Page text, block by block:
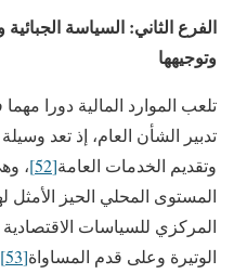
الفرع الثاني: السياسة
وتوجيهها
تلعب الموارد المالية دورا
تدبير الشأن العام، إذ تعد
وتقديم الخدمات العامة[52]
،
المستوى المحلي الحيز الأمثل
المركزي للسياسات
الوتيرة وعلى قدم المساواة[53]